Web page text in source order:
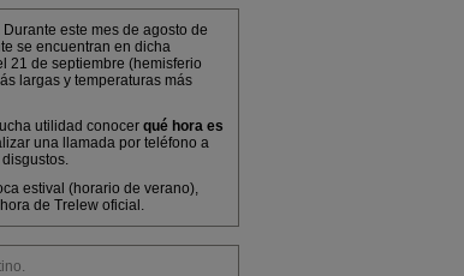
Durante este mes de agosto de
se encuentran en dicha
21 de septiembre (hemisferio
largas y temperaturas más
utilidad conocer qué hora es
una llamada por teléfono a
estival (horario de verano),
de Trelew oficial.